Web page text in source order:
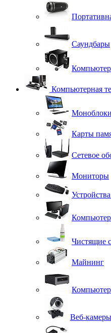
Саундбары
Компьютерная
Моноблоки
Карты
Сетевое
Мониторы
Чистящие
Майнинг
Веб-камеры